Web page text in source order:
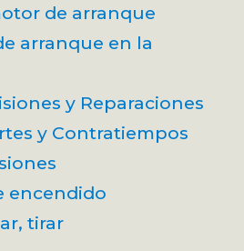
de arranque
arranque en la
y Reparaciones
y Contratiempos
encendido
tirar